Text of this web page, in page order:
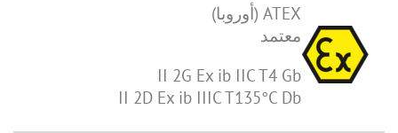
ATEX (أوروبا)
معتمد
II 2G Ex ib IIC T4 Gb
II 2D Ex ib IIIC T135°C Db